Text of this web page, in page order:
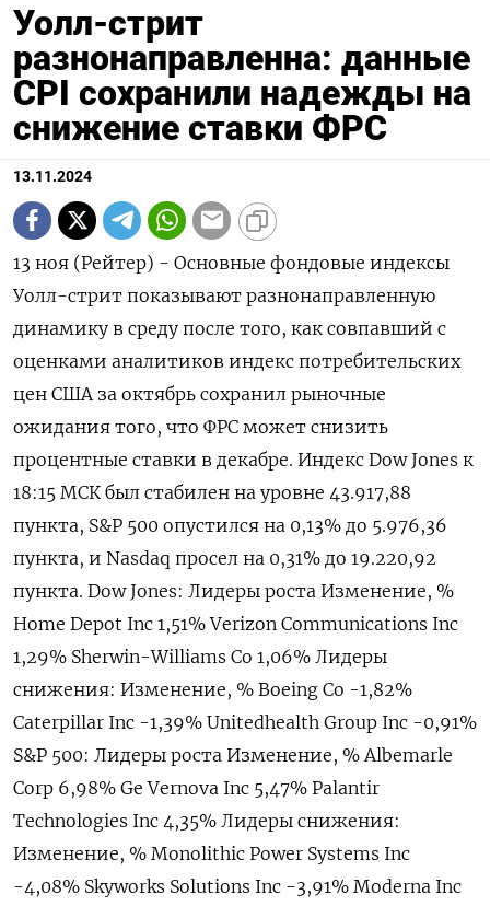
Уолл-стрит
разнонаправленна: данные
CPI сохранили надежды на
снижение ставки ФРС
13.11.2024
13 ноя (Рейтер) - Основные фондовые индексы
Уолл-стрит показывают разнонаправленную
динамику в среду после того, как совпавший с
оценками аналитиков индекс потребительских
цен США за октябрь сохранил рыночные
ожидания того, что ФРС может снизить
процентные ставки в декабре. Индекс Dow Jones к
18:15 МСК был стабилен на уровне 43.917,88
пункта, S&P 500 опустился на 0,13% до 5.976,36​
пункта, и Nasdaq просел на 0,31% до 19.220,92
пункта. Dow Jones: Лидеры роста Изменение, %
Home Depot Inc 1,51% Verizon Communications Inc
1,29% Sherwin-Williams Co 1,06% Лидеры
снижения: Изменение, % Boeing Co -1,82%
Caterpillar Inc -1,39% Unitedhealth Group Inc -0,91%
S&P 500: Лидеры роста Изменение, % Albemarle
Corp 6,98% Ge Vernova Inc 5,47% Palantir
Technologies Inc 4,35% Лидеры снижения:
Изменение, % Monolithic Power Systems Inc
-4,08% Skyworks Solutions Inc -3,91% Moderna Inc